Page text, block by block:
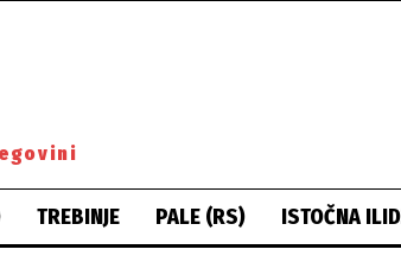
TREBINJE PALE (RS) ISTOČNA